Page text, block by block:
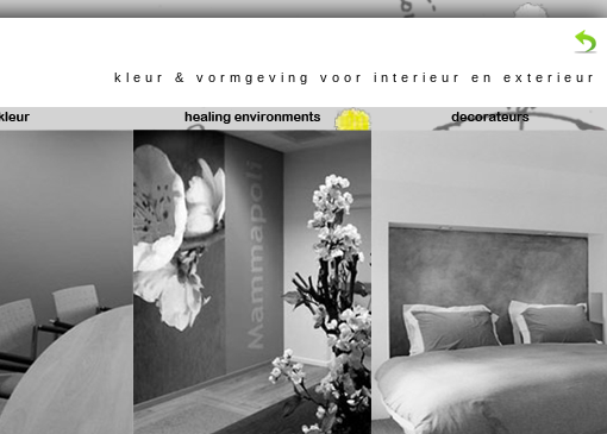
kleur & vormgeving voor interieur en exterieur